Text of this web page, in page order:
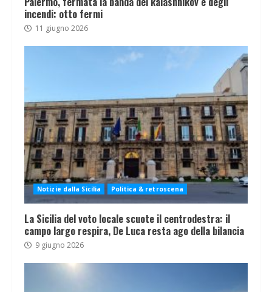
incendi: otto fermi
11 giugno 2026
Notizie dalla Sicilia Politica & retroscena
La Sicilia del voto locale scuote il centrodestra: il
campo largo respira, De Luca resta ago della bilancia
9 giugno 2026